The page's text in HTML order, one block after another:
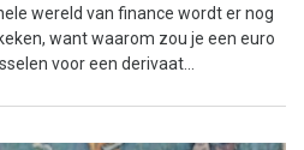
wereld van finance wordt er nog
want waarom zou je een euro
voor een derivaat...